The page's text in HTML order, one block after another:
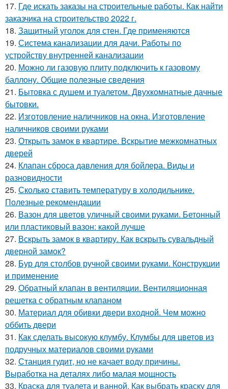
17. Где искать заказы на строительные работы. Как найти
заказчика на строительство 2022 г.
18. Защитный уголок для стен. Где применяются
19. Система канализации для дачи. Работы по
устройству внутренней канализации
20. Можно ли газовую плиту подключить к газовому
баллону. Общие полезные сведения
21. Бытовка с душем и туалетом. Двухкомнатные дачные
бытовки.
22. Изготовление наличников на окна. Изготовление
наличников своими руками
23. Открыть замок в квартире. Вскрытие межкомнатных
дверей
24. Клапан сброса давления для бойлера. Виды и
разновидности
25. Сколько ставить температуру в холодильнике.
Полезные рекомендации
26. Вазон для цветов уличный своими руками. Бетонный
или пластиковый вазон: какой лучше
27. Вскрыть замок в квартиру. Как вскрыть сувальдный
дверной замок?
28. Бур для столбов ручной своими руками. Конструкции
и применение
29. Обратный клапан в вентиляции. Вентиляционная
решетка с обратным клапаном
30. Материал для обивки двери входной. Чем можно
оббить двери
31. Как сделать высокую клумбу. Клумбы для цветов из
подручных материалов своими руками
32. Станция гудит, но не качает воду причины.
Выработка на деталях либо малая мощность
33. Краска для туалета и ванной. Как выбрать краску для